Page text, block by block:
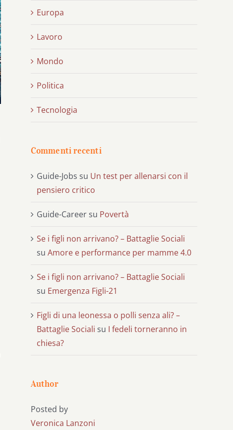
Europa
Lavoro
Mondo
Politica
Tecnologia
Commenti recenti
Guide-Jobs su Un test per allenarsi con il
pensiero critico
Guide-Career su Povertà
Se i figli non arrivano? – Battaglie Sociali
su Amore e performance per mamme 4.0
Se i figli non arrivano? – Battaglie Sociali
su Emergenza Figli-21
Figli di una leonessa o polli senza ali? –
Battaglie Sociali su I fedeli torneranno in
chiesa?
Author
Posted by
Veronica Lanzoni